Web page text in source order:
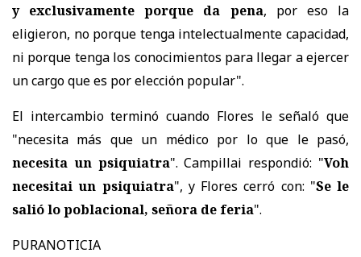
y exclusivamente porque da pena, por eso la
eligieron, no porque tenga intelectualmente capacidad,
ni porque tenga los conocimientos para llegar a ejercer
un cargo que es por elección popular".
El intercambio terminó cuando Flores le señaló que
"necesita más que un médico por lo que le pasó,
necesita un psiquiatra". Campillai respondió: "Voh
necesitai un psiquiatra", y Flores cerró con: "Se le
salió lo poblacional, señora de feria".
PURANOTICIA